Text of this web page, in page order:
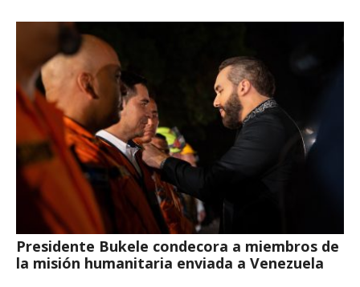
Presidente Bukele condecora a miembros de
la misión humanitaria enviada a Venezuela